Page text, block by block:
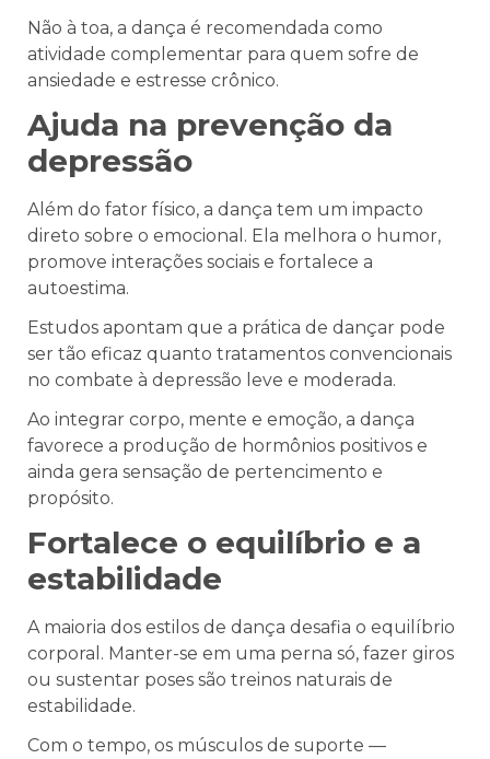
Não à toa, a dança é recomendada como
atividade complementar para quem sofre de
ansiedade e estresse crônico.
Ajuda na prevenção da
depressão
Além do fator físico, a dança tem um impacto
direto sobre o emocional. Ela melhora o humor,
promove interações sociais e fortalece a
autoestima.
Estudos apontam que a prática de dançar pode
ser tão eficaz quanto tratamentos convencionais
no combate à depressão leve e moderada.
Ao integrar corpo, mente e emoção, a dança
favorece a produção de hormônios positivos e
ainda gera sensação de pertencimento e
propósito.
Fortalece o equilíbrio e a
estabilidade
A maioria dos estilos de dança desafia o equilíbrio
corporal. Manter-se em uma perna só, fazer giros
ou sustentar poses são treinos naturais de
estabilidade.
Com o tempo, os músculos de suporte —